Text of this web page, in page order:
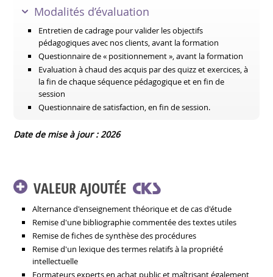
Modalités d’évaluation
Entretien de cadrage pour valider les objectifs
pédagogiques avec nos clients, avant la formation
Questionnaire de « positionnement », avant la formation
Evaluation à chaud des acquis par des quizz et exercices, à
la fin de chaque séquence pédagogique et en fin de
session
Questionnaire de satisfaction, en fin de session.
Date de mise à jour : 2026
VALEUR AJOUTÉE
Alternance d'enseignement théorique et de cas d'étude
Remise d'une bibliographie commentée des textes utiles
Remise de fiches de synthèse des procédures
Remise d'un lexique des termes relatifs à la propriété
intellectuelle
Formateurs experts en achat public et maîtrisant également